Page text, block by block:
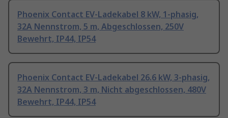
Phoenix Contact EV-Ladekabel 8 kW, 1-phasig,
32A Nennstrom, 5 m, Abgeschlossen, 250V
Bewehrt, IP44, IP54
Phoenix Contact EV-Ladekabel 26.6 kW, 3-phasig,
32A Nennstrom, 3 m, Nicht abgeschlossen, 480V
Bewehrt, IP44, IP54